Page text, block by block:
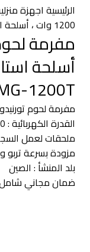
الرئيسية اجهزة
1200 وات ، أسلحة استانلس ، سرعة تربو ، أبيض MG-1200T
أسلحة
1200T
مفرمة لحوم
القدرة الكهربائية : 1200 وات
ملحقات لعمل
مزودة بسرعة
بلد المنشأ : الصين
ضمان مجاني